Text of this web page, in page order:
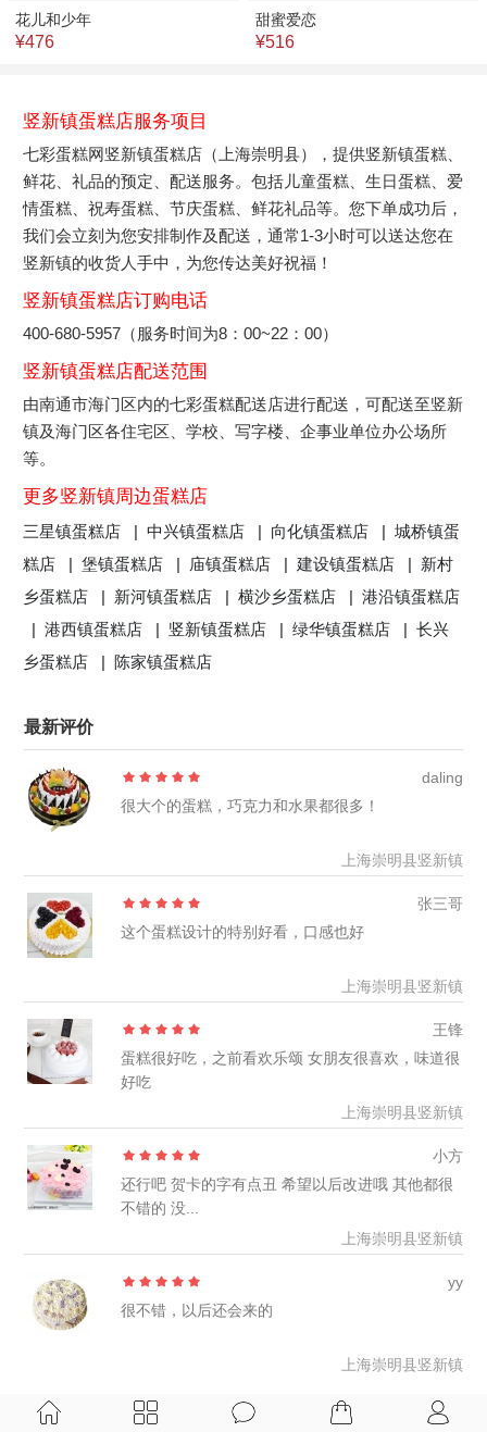
花儿和少年
¥476
甜蜜爱恋
¥516
竖新镇蛋糕店服务项目
七彩蛋糕网竖新镇蛋糕店（上海崇明县），提供竖新镇蛋糕、
鲜花、礼品的预定、配送服务。包括儿童蛋糕、生日蛋糕、爱
情蛋糕、祝寿蛋糕、节庆蛋糕、鲜花礼品等。您下单成功后，
我们会立刻为您安排制作及配送，通常1-3小时可以送达您在
竖新镇的收货人手中，为您传达美好祝福！
竖新镇蛋糕店订购电话
400-680-5957（服务时间为8：00~22：00）
竖新镇蛋糕店配送范围
由南通市海门区内的七彩蛋糕配送店进行配送，可配送至竖新
镇及海门区各住宅区、学校、写字楼、企事业单位办公场所
等。
更多竖新镇周边蛋糕店
三星镇蛋糕店 |中兴镇蛋糕店 | 向化镇蛋糕店 |城桥镇蛋
糕店 |堡镇蛋糕店 | 庙镇蛋糕店 |建设镇蛋糕店 | 新村
乡蛋糕店 | 新河镇蛋糕店 |横沙乡蛋糕店 |港沿镇蛋糕店
|港西镇蛋糕店 | 竖新镇蛋糕店 |绿华镇蛋糕店 |长兴
乡蛋糕店 | 陈家镇蛋糕店
最新评价
daling
很大个的蛋糕，巧克力和水果都很多！
上海崇明县竖新镇
张三哥
这个蛋糕设计的特别好看，口感也好
上海崇明县竖新镇
王锋
蛋糕很好吃，之前看欢乐颂 女朋友很喜欢，味道很
好吃
上海崇明县竖新镇
小方
还行吧 贺卡的字有点丑 希望以后改进哦 其他都很
不错的 没...
上海崇明县竖新镇
yy
很不错，以后还会来的
上海崇明县竖新镇